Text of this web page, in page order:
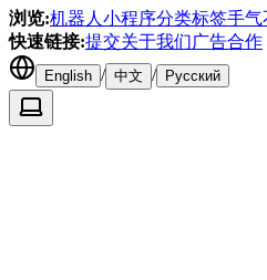
浏览:机器人 小程序分类标签手气
快速链接:提交关于我们广告合作
English / 中文 / Русский